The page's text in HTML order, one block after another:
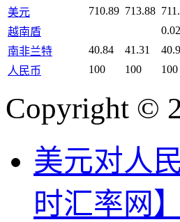
美元
710.89 713.88
越南盾
南非兰特
40.84 41.31
人民币
100 100 100
Copyright ©
美元对人
时汇率网】